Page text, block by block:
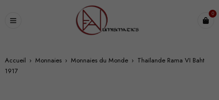
0
Accueil › Monnaies › Monnaies du Monde › Thaïlande Rama VI Baht
1917